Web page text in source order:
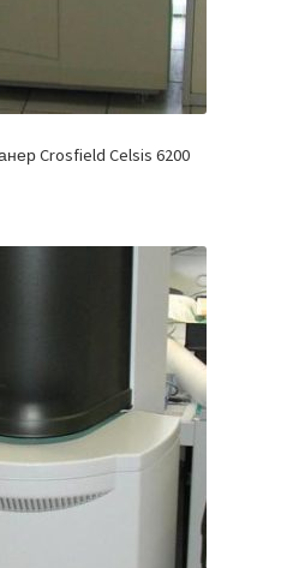
Crosfield Celsis 6200